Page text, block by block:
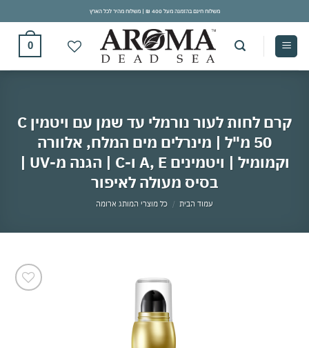
to
content
משלוח חינם בהזמנה מעל 400 ₪ | משלוח מהיר לכל הארץ
0
קרם לחות לעור נורמלי עד שמן עם ויטמין C
50 מ"ל | מינרלים מים המלח, אלוורה
וקמומיל | ויטמינים A, E ו-C | הגנה מ-UV |
בסיס מעולה לאיפור
עמוד הבית / כל מוצרי המותג ארומה